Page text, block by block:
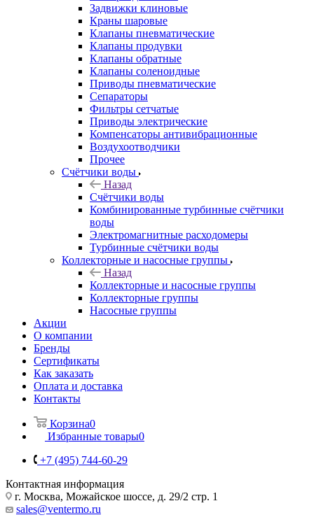
Задвижки клиновые
Краны шаровые
Клапаны пневматические
Клапаны продувки
Клапаны обратные
Клапаны соленоидные
Приводы пневматические
Сепараторы
Фильтры сетчатые
Приводы электрические
Компенсаторы антивибрационные
Воздухоотводчики
Прочее
Счётчики воды
Назад
Счётчики воды
Комбинированные турбинные счётчики
воды
Электромагнитные расходомеры
Турбинные счётчики воды
Коллекторные и насосные группы
Назад
Коллекторные и насосные группы
Коллекторные группы
Насосные группы
Акции
О компании
Бренды
Сертификаты
Как заказать
Оплата и доставка
Контакты
Корзина0
Избранные товары0
+7 (495) 744-60-29
Контактная информация
г. Москва, Можайское шоссе, д. 29/2 стр. 1
sales@ventermo.ru